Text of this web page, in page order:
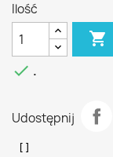
Ilość

 .
Udostępnij